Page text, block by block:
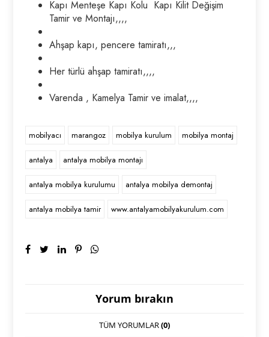
Kapı Menteşe Kapı Kolu Kapı Kilit Değişim
Tamir ve Montajı,,,,
Ahşap kapı, pencere tamiratı,,,
Her türlü ahşap tamiratı,,,,
Varenda , Kamelya Tamir ve imalat,,,,
mobilyacı marangoz mobilya kurulum mobilya montaj
antalya antalya mobilya montajı
antalya mobilya kurulumu antalya mobilya demontaj
antalya mobilya tamir www.antalyamobilyakurulum.com
Yorum bırakın
TÜM YORUMLAR(0)